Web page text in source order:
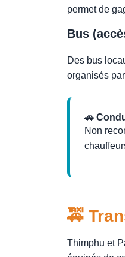
permet de
Bus
Des bus
organisés
🚗
Non
🚕
Thimphu et